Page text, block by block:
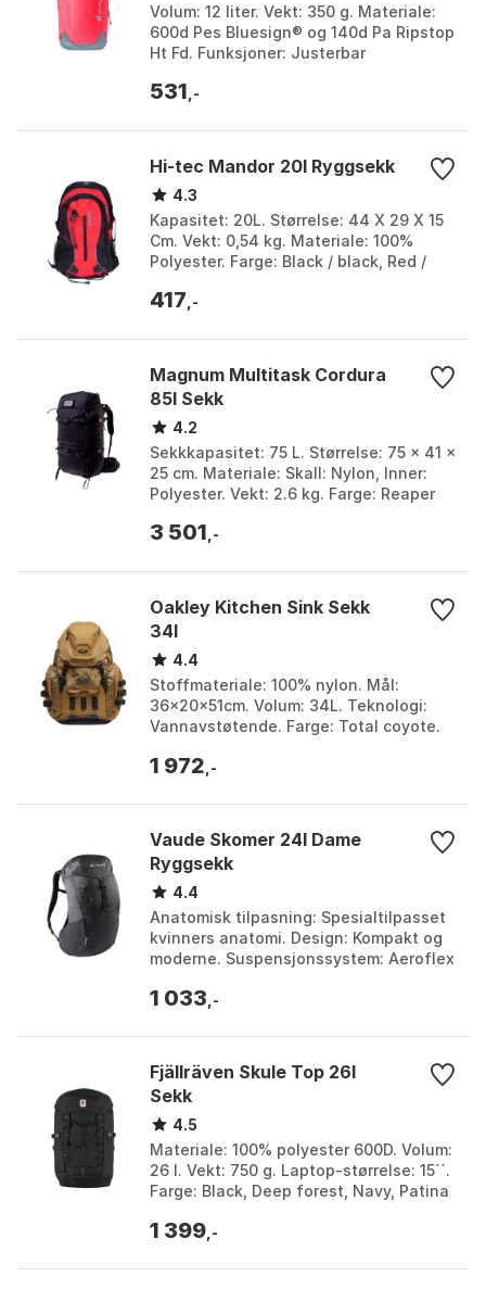
Volum: 12 liter. Vekt: 350 g. Materiale:
600d Pes Bluesign® og 140d Pa Ripstop
Ht Fd. Funksjoner: Justerbar
kompatibel med 2,0 lit...
531 ,-
Hi-tec Mandor 20l Ryggsekk
4.3
Kapasitet: 20L. Størrelse: 44 X 29 X 15
Cm. Vekt: 0,54 kg. Materiale: 100%
Polyester. Farge: Black / black, Red /
417 ,-
Magnum Multitask Cordura
85l Sekk
4.2
Sekkkapasitet: 75 L. Størrelse: 75 x 41 x
25 cm. Materiale: Skall: Nylon, Inner:
Polyester. Vekt: 2.6 kg. Farge: Reaper
3 501 ,-
Oakley Kitchen Sink Sekk
34l
4.4
Stoffmateriale: 100% nylon. Mål:
36x20x51cm. Volum: 34L. Teknologi:
Vannavstøtende. Farge: Total coyote.
1 972 ,-
Vaude Skomer 24l Dame
Ryggsekk
4.4
Anatomisk tilpasning: Spesialtilpasset
kvinners anatomi. Design: Kompakt og
moderne. Suspensjonssystem: Aeroflex
Green Shape-...
1 033 ,-
Fjällräven Skule Top 26l
Sekk
4.5
Materiale: 100% polyester 600D. Volum:
26 l. Vekt: 750 g. Laptop-størrelse: 15´´.
Farge: Black, Deep forest, Navy, Patina
1 399 ,-